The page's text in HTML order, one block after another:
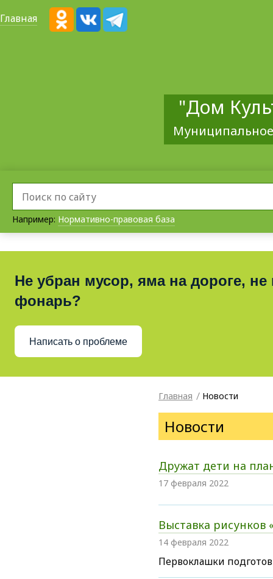
Главная
"Дом
Например: Нормативно-правовая база
Не убран мусор, яма на дороге, не
фонарь?
Написать о проблеме
Главная Новости
Новости
Дружат дети на
17 февраля 2022
Выставка
14 февраля 2022
Первоклашки